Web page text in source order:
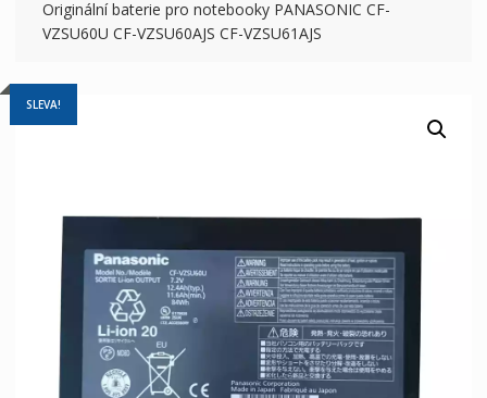
Originální baterie pro notebooky PANASONIC CF-
VZSU60U CF-VZSU60AJS CF-VZSU61AJS
SLEVA!